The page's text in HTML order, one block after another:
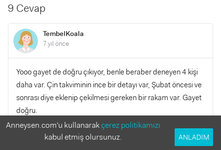
9 Cevap
TembelKoala
7 yıl önce
Yooo gayet de doğru çıkıyor, benle beraber deneyen 4 kişi
daha var. Çin takviminin ince bir detayı var, Şubat öncesi ve
sonrası diye eklenip çekilmesi gereken bir rakam var. Gayet
doğru.
YANITLA
0
Anneysen.com'u kullanarakçerez politikamızı
kabul etmiş olursunuz.
ANLADIM